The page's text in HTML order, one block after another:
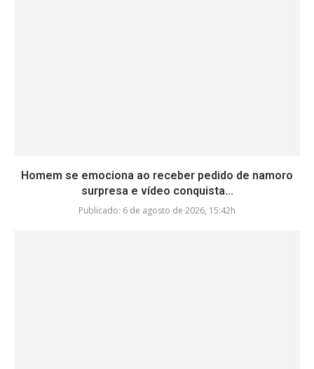
Homem se emociona ao receber pedido de namoro
surpresa e vídeo conquista...
Publicado: 6 de agosto de 2026, 15:42h